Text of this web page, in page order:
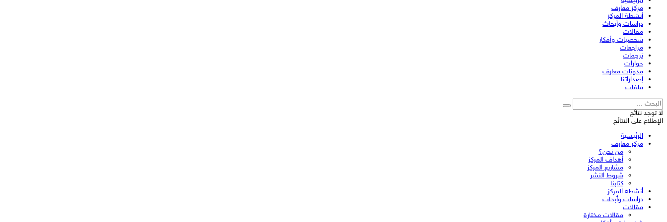
مركز معارف
أنشطة المركز
دراسات وأبحاث
مقالات
شخصيات وأفكار
مراجعات
ترجمات
حوارات
مدونات معارف
إصداراتنا
ملفات
لا توجد نتائج
الإطلاع على النتائج
الرئيسية
مركز معارف
من نحن؟
أهداف المركز
مشاريع المركز
شروط النشر
كتابنا
أنشطة المركز
دراسات وأبحاث
مقالات
مقالات مختارة